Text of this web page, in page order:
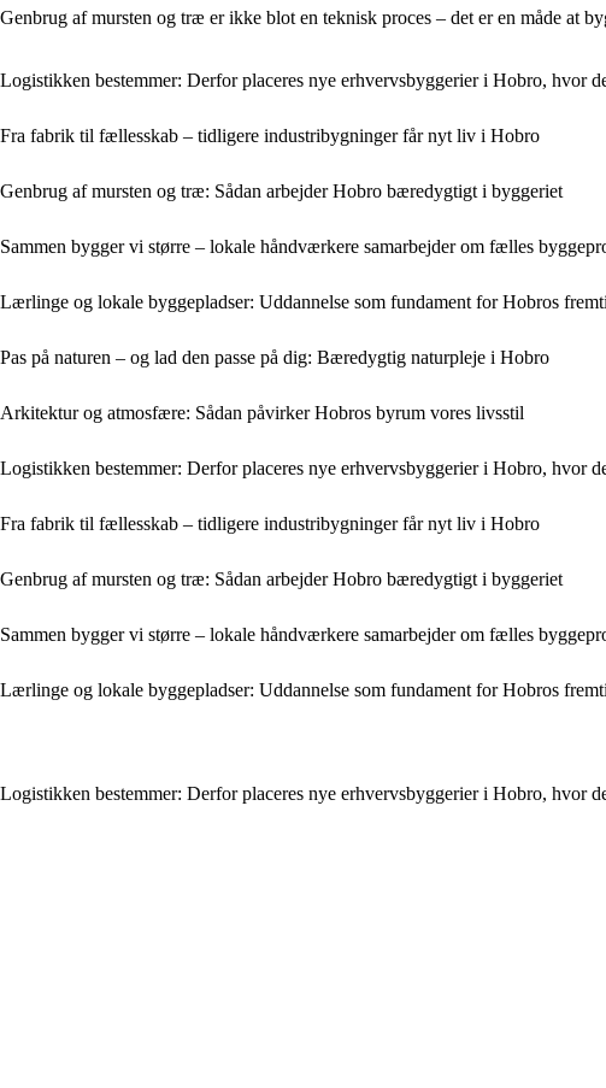
Genbrug af mursten og træ er ikke blot en teknisk proces – det er en måde at
Logistikken bestemmer: Derfor placeres nye erhvervsbyggerier i Hobro, hvor
Fra fabrik til fællesskab – tidligere industribygninger får nyt liv i Hobro
Genbrug af mursten og træ: Sådan arbejder Hobro bæredygtigt i byggeriet
Sammen bygger vi større – lokale håndværkere samarbejder om fælles
Lærlinge og lokale byggepladser: Uddannelse som fundament for Hobros
Pas på naturen – og lad den passe på dig: Bæredygtig naturpleje i Hobro
Arkitektur og atmosfære: Sådan påvirker Hobros byrum vores livsstil
Logistikken bestemmer: Derfor placeres nye erhvervsbyggerier i Hobro, hvor
Fra fabrik til fællesskab – tidligere industribygninger får nyt liv i Hobro
Genbrug af mursten og træ: Sådan arbejder Hobro bæredygtigt i byggeriet
Sammen bygger vi større – lokale håndværkere samarbejder om fælles
Lærlinge og lokale byggepladser: Uddannelse som fundament for Hobros
Logistikken bestemmer: Derfor placeres nye erhvervsbyggerier i Hobro, hvor